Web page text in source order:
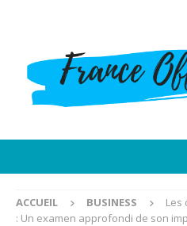
ACCUEIL BUSINESS
Les
: Un examen approfondi de son